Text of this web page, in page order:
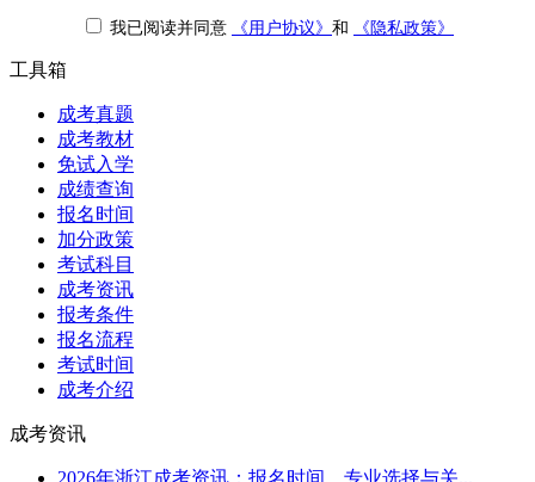
我已阅读并同意 《用户协议》 和 《隐私政策》
工具箱
成考真题
成考教材
免试入学
成绩查询
报名时间
加分政策
考试科目
成考资讯
报考条件
报名流程
考试时间
成考介绍
成考资讯